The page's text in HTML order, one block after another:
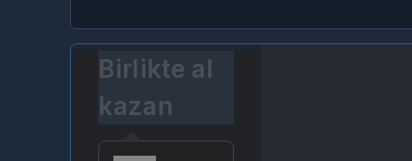
Birlikte al
kazan